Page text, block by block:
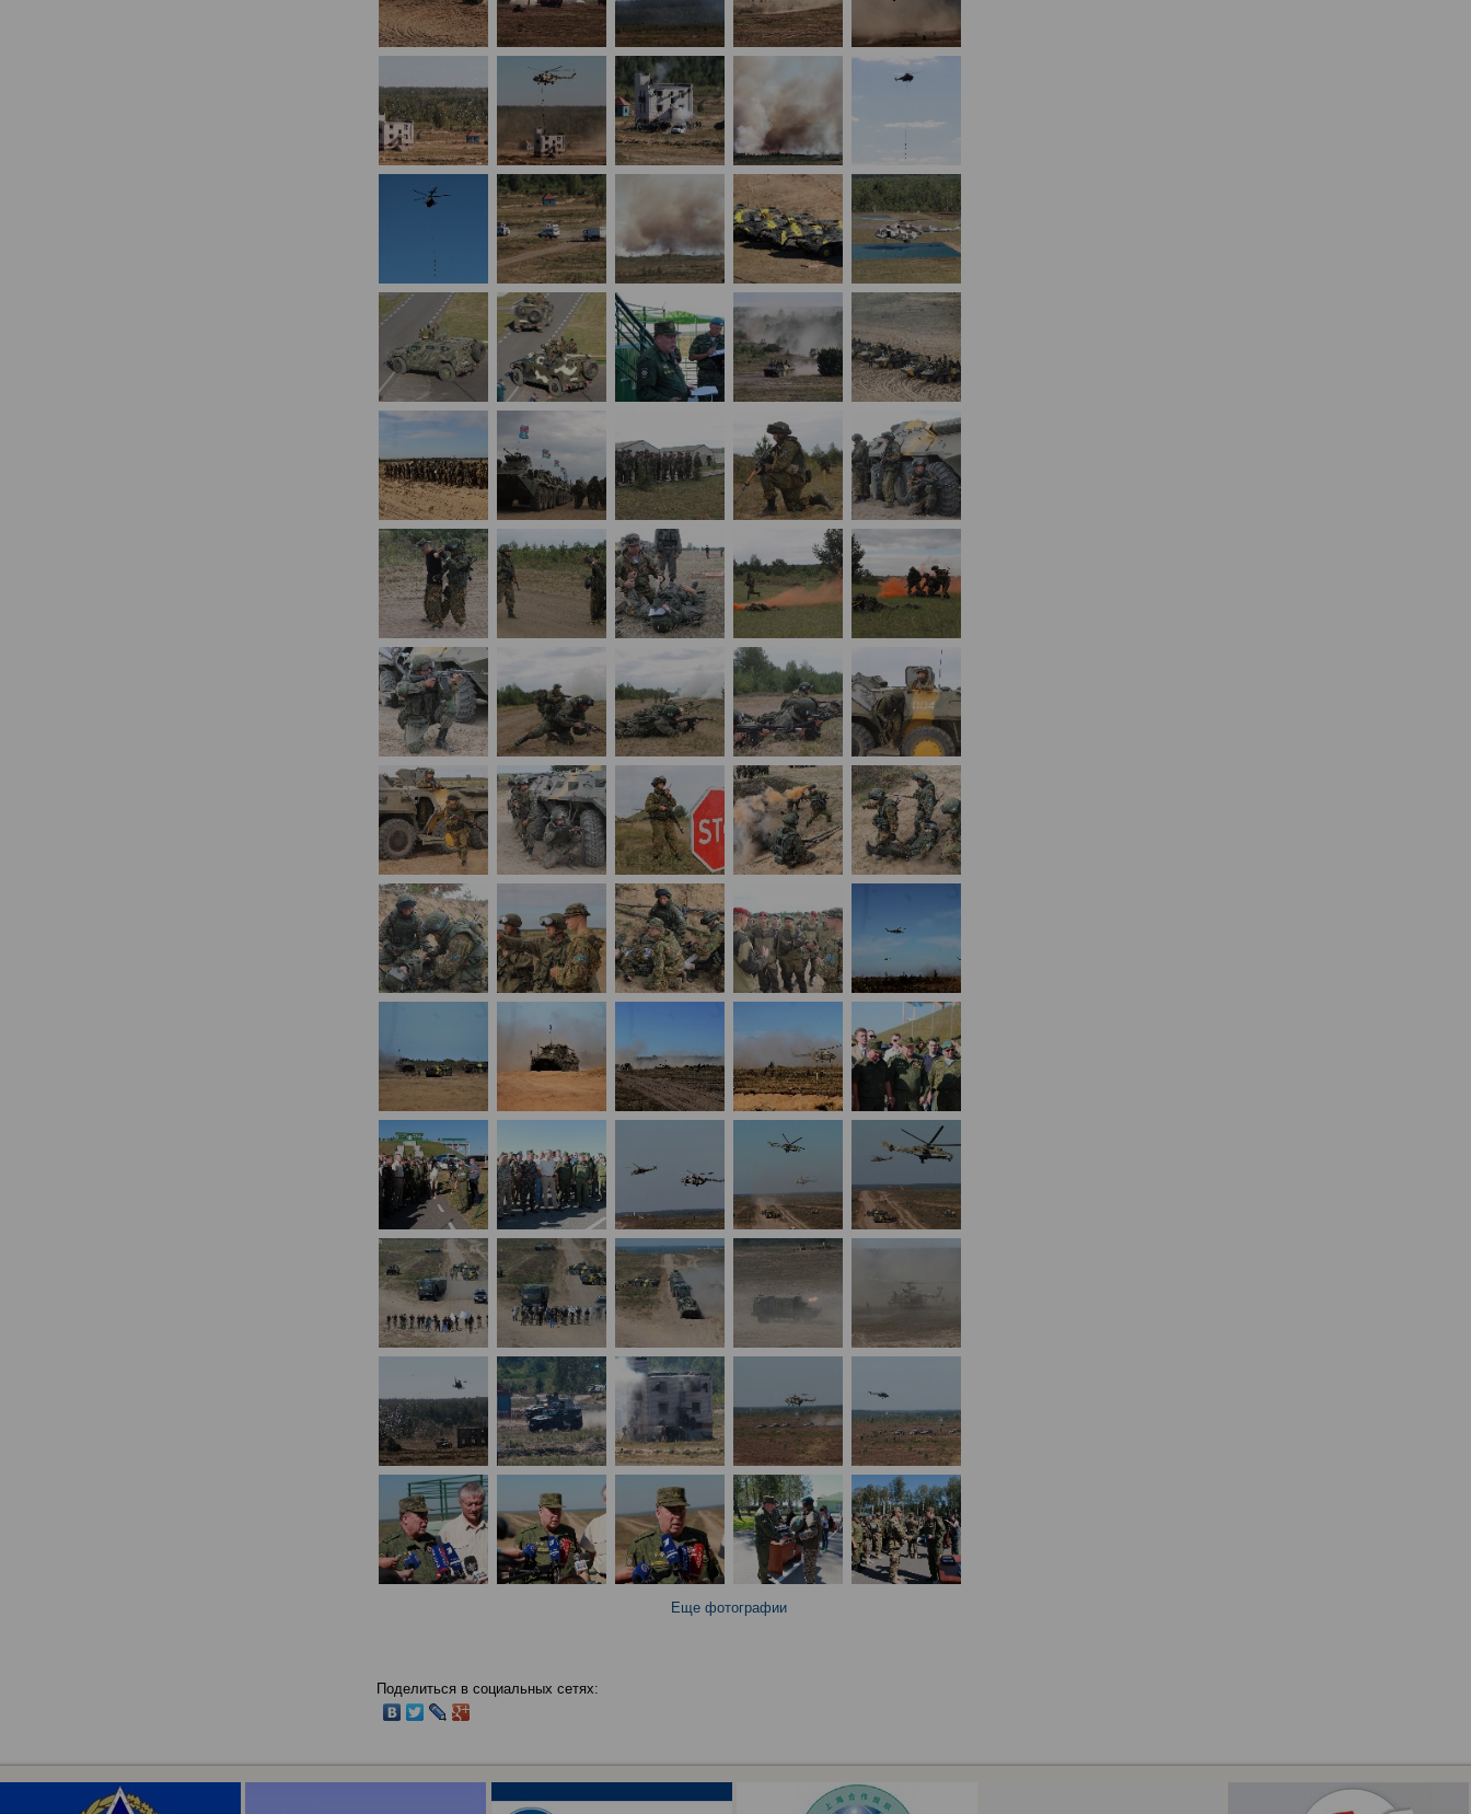
Еще фотографии
Поделиться в социальных сетях: